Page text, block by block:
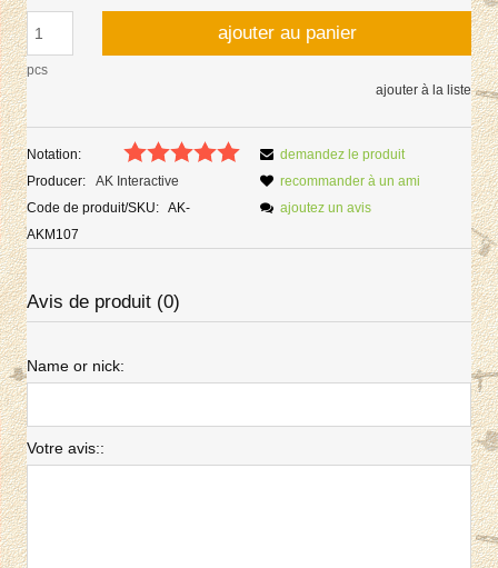
pcs
ajouter au panier
ajouter à la liste
Notation:
Producer:
AK Interactive
Code de produit/SKU: AK-
AKM107
demandez le produit
recommander à un ami
ajoutez un avis
Avis de produit (0)
Name or nick:
Votre avis::